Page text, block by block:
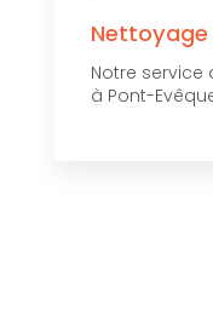
Notre
à Pont-